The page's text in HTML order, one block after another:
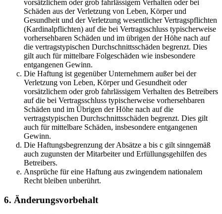
vorsätzlichem oder grob fahrlässigem Verhalten oder bei
Schäden aus der Verletzung von Leben, Körper und
Gesundheit und der Verletzung wesentlicher Vertragspflichten
(Kardinalpflichten) auf die bei Vertragsschluss typischerweise
vorhersehbaren Schäden und im übrigen der Höhe nach auf
die vertragstypischen Durchschnittsschäden begrenzt. Dies
gilt auch für mittelbare Folgeschäden wie insbesondere
entgangenen Gewinn.
Die Haftung ist gegenüber Unternehmern außer bei der
Verletzung von Leben, Körper und Gesundheit oder
vorsätzlichem oder grob fahrlässigem Verhalten des Betreibers
auf die bei Vertragsschluss typischerweise vorhersehbaren
Schäden und im Übrigen der Höhe nach auf die
vertragstypischen Durchschnittsschäden begrenzt. Dies gilt
auch für mittelbare Schäden, insbesondere entgangenen
Gewinn.
Die Haftungsbegrenzung der Absätze a bis c gilt sinngemäß
auch zugunsten der Mitarbeiter und Erfüllungsgehilfen des
Betreibers.
Ansprüche für eine Haftung aus zwingendem nationalem
Recht bleiben unberührt.
6. Änderungsvorbehalt